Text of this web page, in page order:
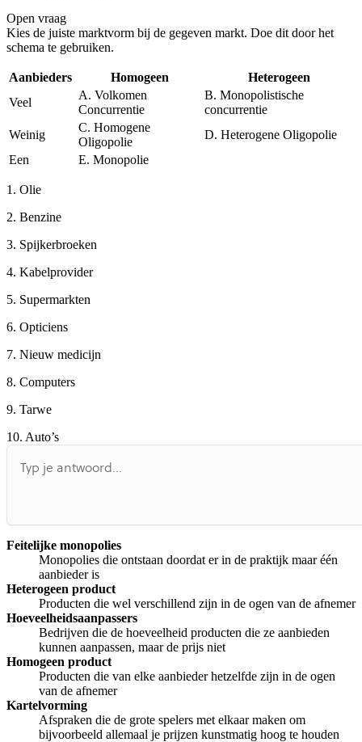
De uitleg gaat te langzaam
Afspelen werkte niet
Open vraag
Kies de juiste marktvorm bij de gegeven markt. Doe dit door het
schema te gebruiken.
Aanbieders Homogeen
Heterogeen
Veel
A. Volkomen
Concurrentie
B. Monopolistische
concurrentie
Weinig
C. Homogene
Oligopolie
D. Heterogene Oligopolie
Een
E. Monopolie
1. Olie
2. Benzine
3. Spijkerbroeken
4. Kabelprovider
5. Supermarkten
6. Opticiens
7. Nieuw medicijn
8. Computers
9. Tarwe
10. Auto’s
Feitelijke monopolies
Monopolies die ontstaan doordat er in de praktijk maar één
aanbieder is
Heterogeen product
Producten die wel verschillend zijn in de ogen van de afnemer
Hoeveelheidsaanpassers
Bedrijven die de hoeveelheid producten die ze aanbieden
kunnen aanpassen, maar de prijs niet
Homogeen product
Producten die van elke aanbieder hetzelfde zijn in de ogen
van de afnemer
Kartelvorming
Afspraken die de grote spelers met elkaar maken om
bijvoorbeeld allemaal je prijzen kunstmatig hoog te houden